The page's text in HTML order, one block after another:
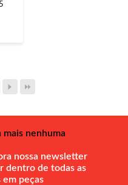
mais nenhuma
nossa newsletter
dentro de todas as
em peças